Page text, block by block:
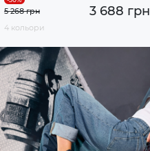
3 688 грн
5 268 грн
4 кольори